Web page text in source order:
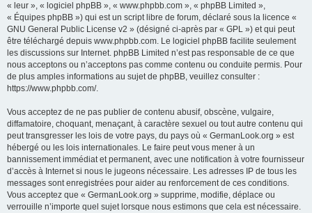
« leur », « logiciel phpBB », « www.phpbb.com », « phpBB Limited »,
« Équipes phpBB ») qui est un script libre de forum, déclaré sous la licence «
GNU General Public License v2 » (désigné ci-après par « GPL ») et qui peut
être téléchargé depuis www.phpbb.com. Le logiciel phpBB facilite seulement
les discussions sur Internet. phpBB Limited n’est pas responsable de ce que
nous acceptons ou n’acceptons pas comme contenu ou conduite permis. Pour
de plus amples informations au sujet de phpBB, veuillez consulter :
https://www.phpbb.com/.
Vous acceptez de ne pas publier de contenu abusif, obscène, vulgaire,
diffamatoire, choquant, menaçant, à caractère sexuel ou tout autre contenu qui
peut transgresser les lois de votre pays, du pays où « GermanLook.org » est
hébergé ou les lois internationales. Le faire peut vous mener à un
bannissement immédiat et permanent, avec une notification à votre fournisseur
d’accès à Internet si nous le jugeons nécessaire. Les adresses IP de tous les
messages sont enregistrées pour aider au renforcement de ces conditions.
Vous acceptez que « GermanLook.org » supprime, modifie, déplace ou
verrouille n’importe quel sujet lorsque nous estimons que cela est nécessaire.